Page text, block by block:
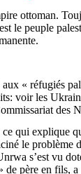
ottoman.
le peuple
« réfugiés
voir les
qui explique
le problème
s’est vu
père en